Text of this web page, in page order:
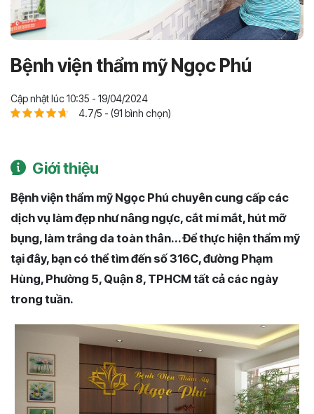
Bệnh viện thẩm mỹ Ngọc Phú
Cập nhật lúc 10:35 - 19/04/2024
4.7/5 - (91 bình chọn)
Giới thiệu
Bệnh viện thẩm mỹ Ngọc Phú chuyên cung cấp các
dịch vụ làm đẹp như nâng ngực, cắt mí mắt, hút mỡ
bụng, làm trắng da toàn thân... Để thực hiện thẩm mỹ
tại đây, bạn có thể tìm đến số 316C, đường Phạm
Hùng, Phường 5, Quận 8, TPHCM tất cả các ngày
trong tuần.